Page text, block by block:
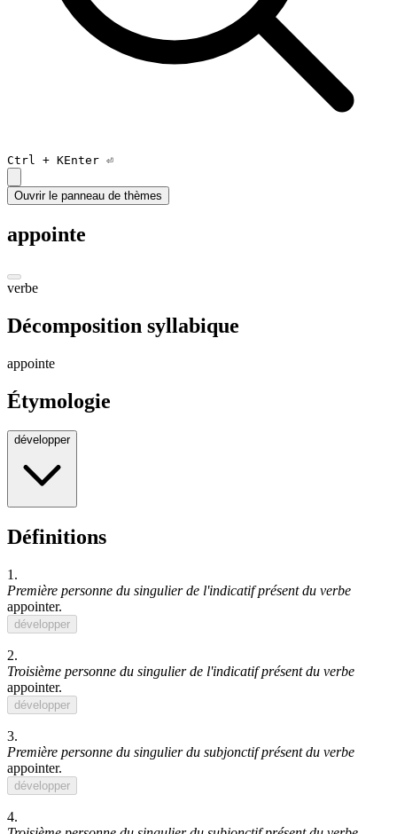
Ctrl + KEnter ⏎
Ouvrir le panneau de thèmes
appointe
verbe
Décomposition syllabique
appointe
Étymologie
développer
Définitions
1.
Première personne du singulier de l'indicatif présent du verbe
appointer.
développer
2.
Troisième personne du singulier de l'indicatif présent du verbe
appointer.
développer
3.
Première personne du singulier du subjonctif présent du verbe
appointer.
développer
4.